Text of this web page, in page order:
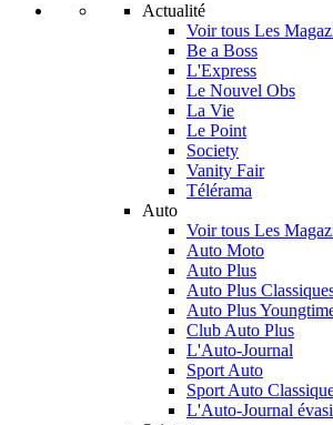
Actualité
Voir tous Les
Be a Boss
L'Express
Le Nouvel Obs
La Vie
Le Point
Society
Vanity Fair
Télérama
Auto
Voir tous Les
Auto Moto
Auto Plus
Auto Plus
Auto Plus
Club Auto Plus
L'Auto-Journal
Sport Auto
Sport Auto
L'Auto-Journal